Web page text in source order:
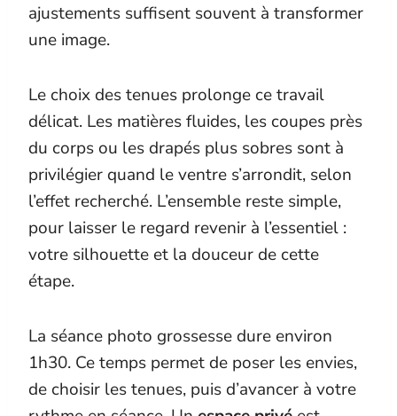
ajustements suffisent souvent à transformer
une image.
Le choix des tenues prolonge ce travail
délicat. Les matières fluides, les coupes près
du corps ou les drapés plus sobres sont à
privilégier quand le ventre s’arrondit, selon
l’effet recherché. L’ensemble reste simple,
pour laisser le regard revenir à l’essentiel :
votre silhouette et la douceur de cette
étape.
La séance photo grossesse dure environ
1h30. Ce temps permet de poser les envies,
de choisir les tenues, puis d’avancer à votre